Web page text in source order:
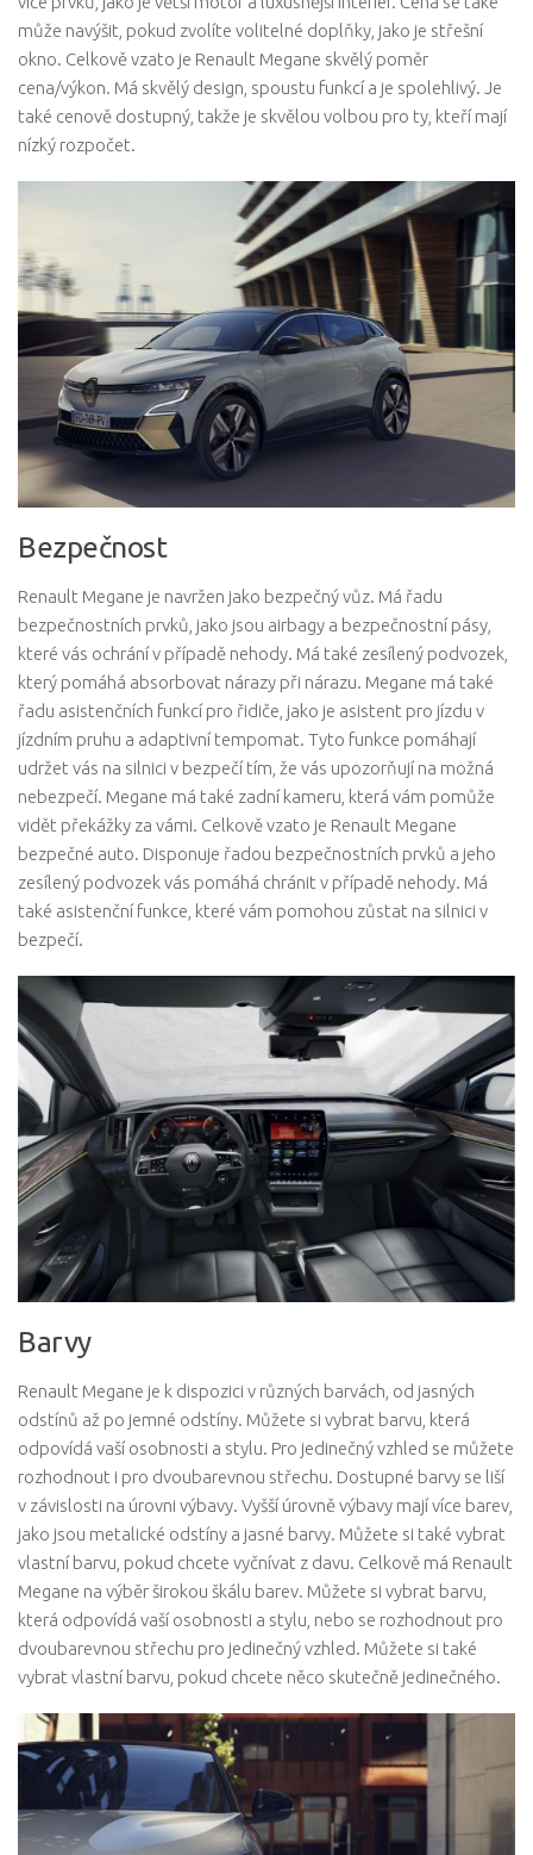
může navýšit, pokud zvolíte volitelné doplňky, jako je střešní
okno. Celkově vzato je Renault Megane skvělý poměr
cena/výkon. Má skvělý design, spoustu funkcí a je spolehlivý. Je
také cenově dostupný, takže je skvělou volbou pro ty, kteří mají
nízký rozpočet.
Bezpečnost
Renault Megane je navržen jako bezpečný vůz. Má řadu
bezpečnostních prvků, jako jsou airbagy a bezpečnostní pásy,
které vás ochrání v případě nehody. Má také zesílený podvozek,
který pomáhá absorbovat nárazy při nárazu. Megane má také
řadu asistenčních funkcí pro řidiče, jako je asistent pro jízdu v
jízdním pruhu a adaptivní tempomat. Tyto funkce pomáhají
udržet vás na silnici v bezpečí tím, že vás upozorňují na možná
nebezpečí. Megane má také zadní kameru, která vám pomůže
vidět překážky za vámi. Celkově vzato je Renault Megane
bezpečné auto. Disponuje řadou bezpečnostních prvků a jeho
zesílený podvozek vás pomáhá chránit v případě nehody. Má
také asistenční funkce, které vám pomohou zůstat na silnici v
bezpečí.
Barvy
Renault Megane je k dispozici v různých barvách, od jasných
odstínů až po jemné odstíny. Můžete si vybrat barvu, která
odpovídá vaší osobnosti a stylu. Pro jedinečný vzhled se můžete
rozhodnout i pro dvoubarevnou střechu. Dostupné barvy se liší
v závislosti na úrovni výbavy. Vyšší úrovně výbavy mají více barev,
jako jsou metalické odstíny a jasné barvy. Můžete si také vybrat
vlastní barvu, pokud chcete vyčnívat z davu. Celkově má ​​Renault
Megane na výběr širokou škálu barev. Můžete si vybrat barvu,
která odpovídá vaší osobnosti a stylu, nebo se rozhodnout pro
dvoubarevnou střechu pro jedinečný vzhled. Můžete si také
vybrat vlastní barvu, pokud chcete něco skutečně jedinečného.